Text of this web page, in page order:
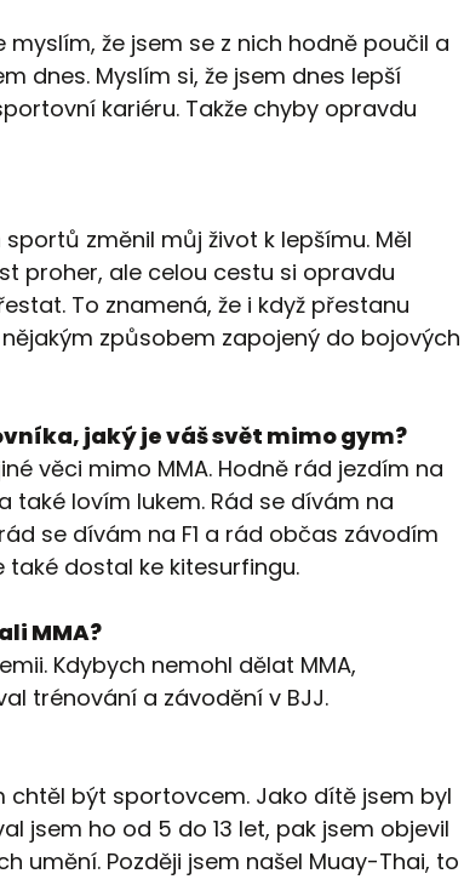
že jsem se z nich hodně poučil a
dnes. Myslím si, že jsem dnes lepší
kariéru. Takže chyby opravdu
změnil můj život k lepšímu. Měl
proher, ale celou cestu si opravdu
To znamená, že i když přestanu
způsobem zapojený do bojových
jaký je váš svět mimo gym?
věci mimo MMA. Hodně rád jezdím na
také lovím lukem. Rád se dívám na
se dívám na F1 a rád občas závodím
dostal ke kitesurfingu.
MMA?
Kdybych nemohl dělat MMA,
trénování a závodění v BJJ.
chtěl být sportovcem. Jako dítě jsem byl
jsem ho od 5 do 13 let, pak jsem objevil
umění. Později jsem našel Muay-Thai, to